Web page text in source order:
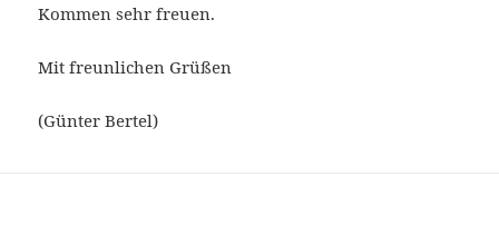
Kommen sehr freuen.
Mit freunlichen Grüßen
(Günter Bertel)